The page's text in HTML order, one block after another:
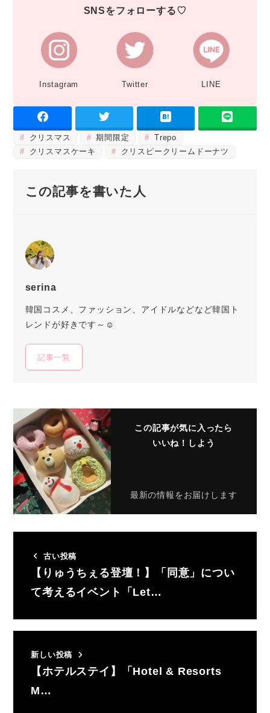
SNSをフォローする♡
Instagram Twitter LINE
クリスマス 期間限定
Trepo
クリスマスケーキ
クリスピークリームドーナツ
この記事を書いた人
serina
韓国コスメ、ファッション、アイドルなどなど韓国ト
レンドが好きです～☺
記事一覧
この記事が気に入ったら
いいね！しよう
最新の情報をお届けします
古い投稿
【りゅうちぇる登壇！】「同意」につい
て考えるイベント「Let…
新しい投稿
【ホテルステイ】「Hotel & Resorts
M…